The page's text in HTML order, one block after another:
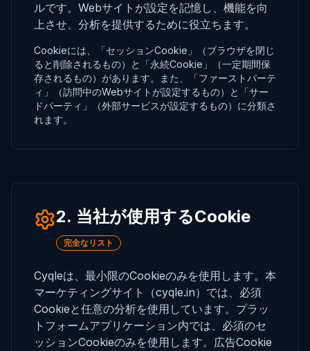
ルです。Webサイトが設定を記憶し、機能を向
上させ、分析を提供するために役立ちます。
Cookieには、「セッションCookie」（ブラウザを閉じ
ると削除されるもの）と「永続Cookie」（一定期間保
存されるもの）があります。また、「ファーストパーテ
ィ」（訪問中のWebサイトが設定するもの）と「サー
ドパーティ」（外部サービスが設定するもの）に分類さ
れます。
2. 当社が使用するCookie
完全なリスト
Cyqleは、最小限のCookieのみを使用します。本
マーケティングサイト（cyqle.in）では、必須
Cookieと任意の分析を使用しています。プラッ
トフォームアプリケーション内では、必須のセ
ッションCookieのみを使用します。広告Cookie